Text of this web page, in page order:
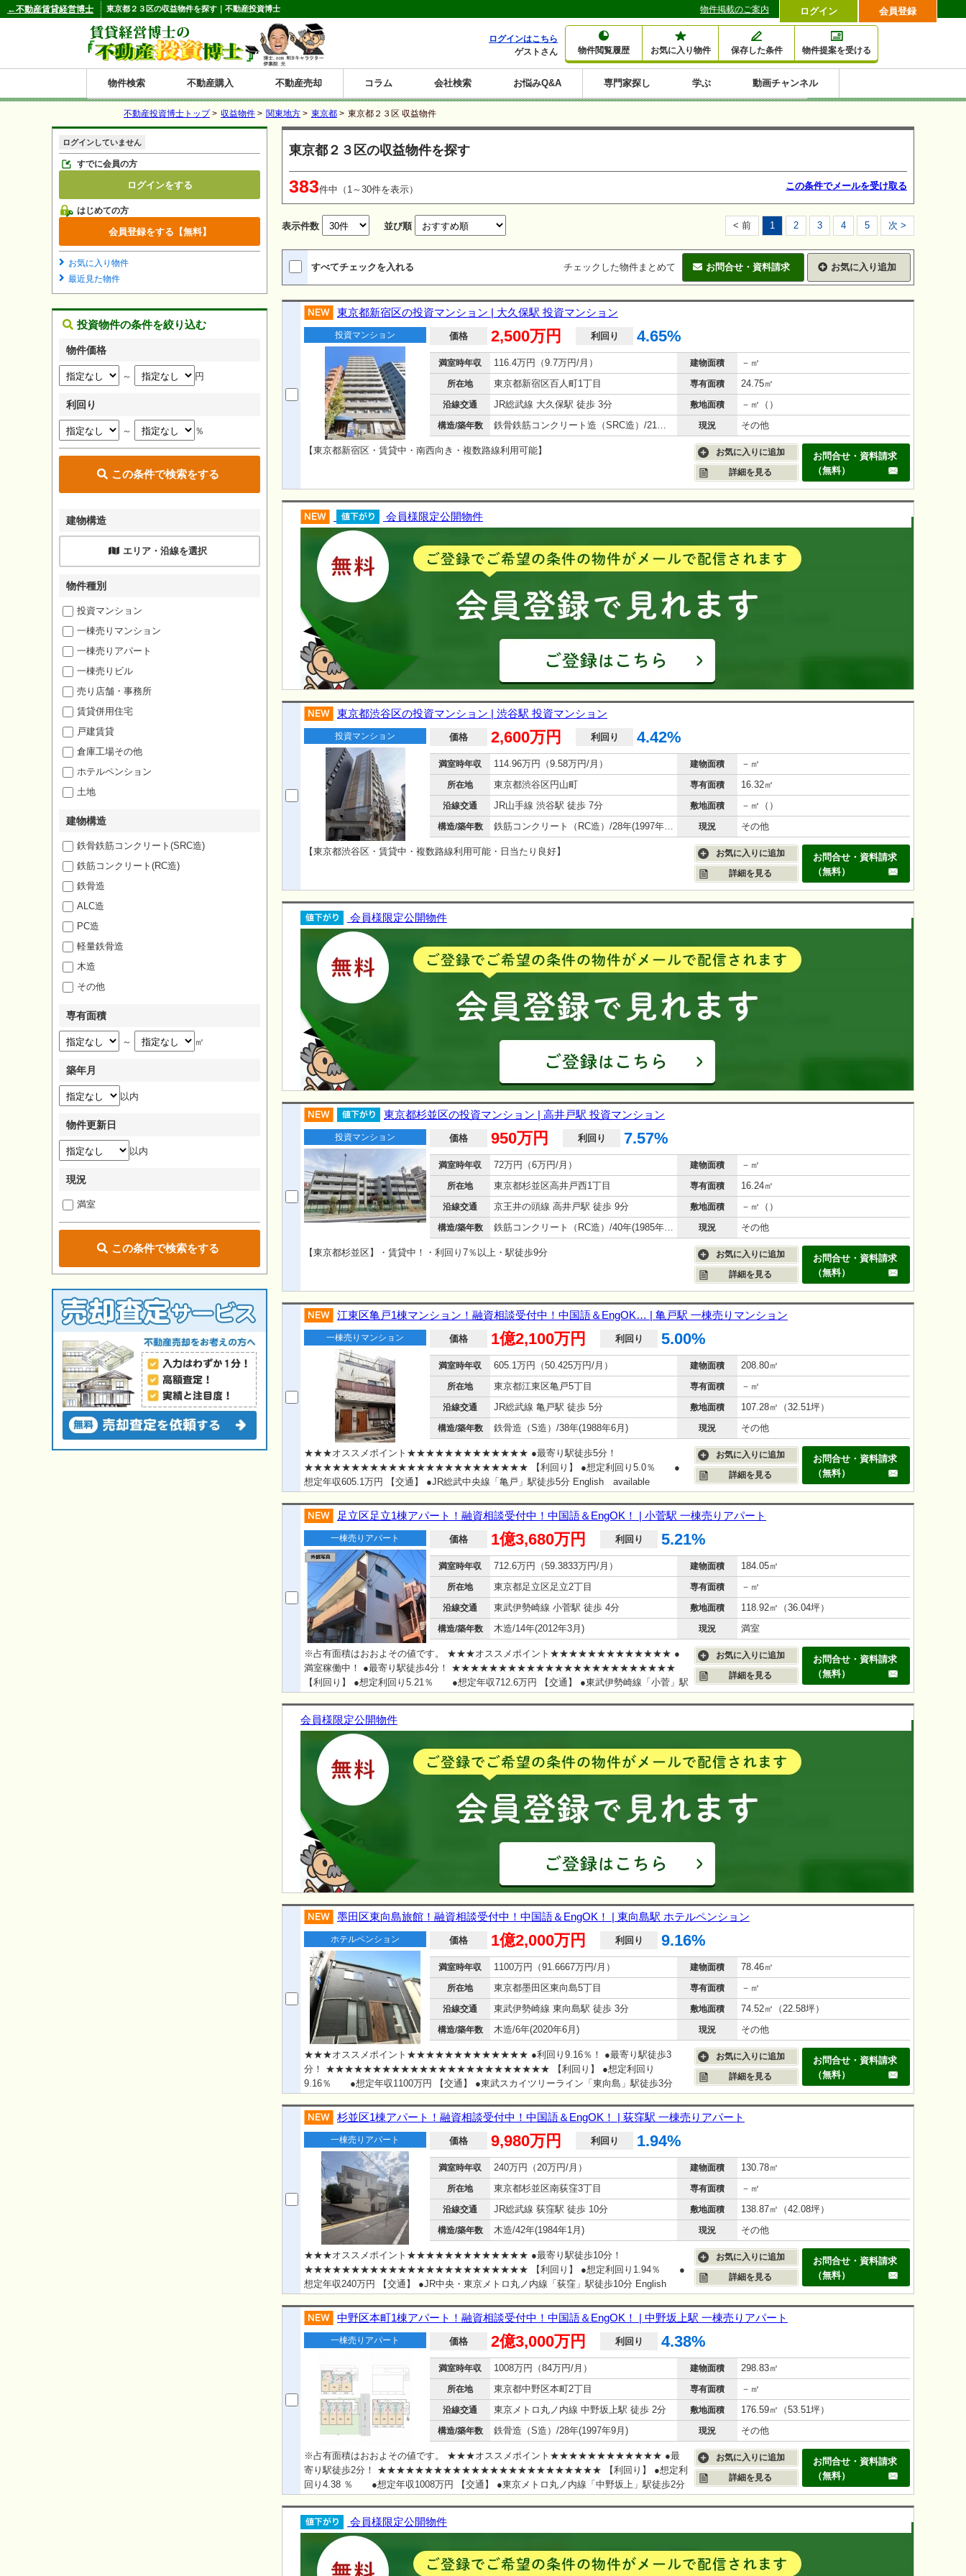
東京都２３区の収益物件を探す｜不動産投資博士
物件閲覧履歴 お気に入り物件 保存した条件 物件提案を受ける
ログインはこちら
ゲストさん
物件検索
北
海
道
東
北
青森
秋田
岩手
宮城
山形
福島
関
東
東京
埼玉
神奈川
千葉
茨城
栃木
群馬
信
州・
北
新潟
富山
石川
福井
長野
山梨
東
海
静岡
愛知
岐阜
三重
関
西
大阪
兵庫
京都
滋賀
奈良
和歌山
中
国・
四
鳥取
岡山
島根
広島
山口
香川
徳島
愛媛
高知
九
州
福岡
佐賀
長崎
熊本
大分
宮崎
鹿児島
沖縄 投資マンション
一棟売りアパート
一棟売りマンション
一棟売りビル
店舗・事務所
賃貸併用住宅
戸建賃貸
土地
新築住宅
工場・倉庫
ホテルペンション
不動産購入 不動産売却 コラム
購入コラム
売却コラム
大家さんコラム
賃貸経営コラム
会社検索 お悩みQ&A 専門家探し 学ぶ 動画チャンネル
ログイン 会員登録
物件掲載のご案内
←不動産賃貸経営博士
不動産投資博士トップ> 収益物件 > 関東地方 > 東京都 > 東京都２３区 収益物件
東京都２３区の収益物件を探す
383件中（1～30件を表示） この条件でメールを受け取る
表示件数 並び順 < 前 1 2 3 4 5 次 >
すべてチェックを入れる チェックした物件まとめて お気に入り追加
お問合せ・資料請求
東京都新宿区の投資マンション | 大久保駅 投資マンション
投資マンション 価格 2,500万円 利回り 4.65%
満室時年収 116.4万円（9.7万円/月） 建物面積 －㎡
所在地 東京都新宿区百人町1丁目 専有面積 24.75㎡
沿線交通 JR総武線 大久保駅 徒歩 3分 敷地面積 －㎡（）
構造/築年数 鉄骨鉄筋コンクリート造（SRC造）/21年(2005年1月) 現況 その他
【東京都新宿区・賃貸中・南西向き・複数路線利用可能】
お気に入りに追加
詳細を見る
お問合せ・資料請求
（無料）
会員様限定公開物件
東京都渋谷区の投資マンション | 渋谷駅 投資マンション
投資マンション 価格 2,600万円 利回り 4.42%
満室時年収 114.96万円（9.58万円/月） 建物面積 －㎡
所在地 東京都渋谷区円山町 専有面積 16.32㎡
沿線交通 JR山手線 渋谷駅 徒歩 7分 敷地面積 －㎡（）
構造/築年数 鉄筋コンクリート（RC造）/28年(1997年10月) 現況 その他
【東京都渋谷区・賃貸中・複数路線利用可能・日当たり良好】
お気に入りに追加
詳細を見る
お問合せ・資料請求
（無料）
会員様限定公開物件
東京都杉並区の投資マンション | 高井戸駅 投資マンション
投資マンション 価格 950万円 利回り 7.57%
満室時年収 72万円（6万円/月） 建物面積 －㎡
所在地 東京都杉並区高井戸西1丁目 専有面積 16.24㎡
沿線交通 京王井の頭線 高井戸駅 徒歩 9分 敷地面積 －㎡（）
構造/築年数 鉄筋コンクリート（RC造）/40年(1985年12月) 現況 その他
【東京都杉並区】・賃貸中！・利回り7％以上・駅徒歩9分
お気に入りに追加
詳細を見る
お問合せ・資料請求
（無料）
江東区亀戸1棟マンション！融資相談受付中！中国語＆EngOK… | 亀戸駅 一棟売りマンション
一棟売りマンション 価格 1億2,100万円 利回り 5.00%
満室時年収 605.1万円（50.425万円/月） 建物面積 208.80㎡
所在地 東京都江東区亀戸5丁目 専有面積 －㎡
沿線交通 JR総武線 亀戸駅 徒歩 5分 敷地面積 107.28㎡（32.51坪）
構造/築年数 鉄骨造（S造）/38年(1988年6月) 現況 その他
★★★オススメポイント★★★★★★★★★★★★★ ●最寄り駅徒歩5分！
★★★★★★★★★★★★★★★★★★★★★★★★ 【利回り】 ●想定利回り5.0％ ●
想定年収605.1万円 【交通】 ●JR総武中央線「亀戸」駅徒歩5分 English available
お気に入りに追加
詳細を見る
お問合せ・資料請求
（無料）
足立区足立1棟アパート！融資相談受付中！中国語＆EngOK！ | 小菅駅 一棟売りアパート
一棟売りアパート 価格 1億3,680万円 利回り 5.21%
満室時年収 712.6万円（59.3833万円/月） 建物面積 184.05㎡
所在地 東京都足立区足立2丁目 専有面積 －㎡
沿線交通 東武伊勢崎線 小菅駅 徒歩 4分 敷地面積 118.92㎡（36.04坪）
構造/築年数 木造/14年(2012年3月) 現況 満室
※占有面積はおおよその値です。 ★★★オススメポイント★★★★★★★★★★★★★ ●
満室稼働中！ ●最寄り駅徒歩4分！ ★★★★★★★★★★★★★★★★★★★★★★★★
【利回り】 ●想定利回り5.21％ ●想定年収712.6万円 【交通】 ●東武伊勢崎線「小菅」駅
お気に入りに追加
詳細を見る
お問合せ・資料請求
（無料）
会員様限定公開物件
墨田区東向島旅館！融資相談受付中！中国語＆EngOK！ | 東向島駅 ホテルペンション
ホテルペンション 価格 1億2,000万円 利回り 9.16%
満室時年収 1100万円（91.6667万円/月） 建物面積 78.46㎡
所在地 東京都墨田区東向島5丁目 専有面積 －㎡
沿線交通 東武伊勢崎線 東向島駅 徒歩 3分 敷地面積 74.52㎡（22.58坪）
構造/築年数 木造/6年(2020年6月) 現況 その他
★★★オススメポイント★★★★★★★★★★★★★ ●利回り9.16％！ ●最寄り駅徒歩3
分！ ★★★★★★★★★★★★★★★★★★★★★★★★ 【利回り】 ●想定利回り
9.16％ ●想定年収1100万円 【交通】 ●東武スカイツリーライン「東向島」駅徒歩3分
お気に入りに追加
詳細を見る
お問合せ・資料請求
（無料）
杉並区1棟アパート！融資相談受付中！中国語＆EngOK！ | 荻窪駅 一棟売りアパート
一棟売りアパート 価格 9,980万円 利回り 1.94%
満室時年収 240万円（20万円/月） 建物面積 130.78㎡
所在地 東京都杉並区南荻窪3丁目 専有面積 －㎡
沿線交通 JR総武線 荻窪駅 徒歩 10分 敷地面積 138.87㎡（42.08坪）
構造/築年数 木造/42年(1984年1月) 現況 その他
★★★オススメポイント★★★★★★★★★★★★★ ●最寄り駅徒歩10分！
★★★★★★★★★★★★★★★★★★★★★★★★ 【利回り】 ●想定利回り1.94％ ●
想定年収240万円 【交通】 ●JR中央・東京メトロ丸ノ内線「荻窪」駅徒歩10分 English
お気に入りに追加
詳細を見る
お問合せ・資料請求
（無料）
中野区本町1棟アパート！融資相談受付中！中国語＆EngOK！ | 中野坂上駅 一棟売りアパート
一棟売りアパート 価格 2億3,000万円 利回り 4.38%
満室時年収 1008万円（84万円/月） 建物面積 298.83㎡
所在地 東京都中野区本町2丁目 専有面積 －㎡
沿線交通 東京メトロ丸ノ内線 中野坂上駅 徒歩 2分 敷地面積 176.59㎡（53.51坪）
構造/築年数 鉄骨造（S造）/28年(1997年9月) 現況 その他
※占有面積はおおよその値です。 ★★★オススメポイント★★★★★★★★★★★★ ●最
寄り駅徒歩2分！ ★★★★★★★★★★★★★★★★★★★★★★★★ 【利回り】 ●想定利
回り4.38 ％ ●想定年収1008万円 【交通】 ●東京メトロ丸ノ内線「中野坂上」駅徒歩2分
お気に入りに追加
詳細を見る
お問合せ・資料請求
（無料）
会員様限定公開物件
ログインしていません
すでに会員の方
ログインをする
はじめての方
会員登録をする【無料】
お気に入り物件
最近見た物件
投資物件の条件を絞り込む
物件価格
～ 円
利回り
～ ％
この条件で検索をする
建物構造
エリア・沿線を選択
物件種別
投資マンション
一棟売りマンション
一棟売りアパート
一棟売りビル
売り店舗・事務所
賃貸併用住宅
戸建賃貸
倉庫工場その他
ホテルペンション
土地
建物構造
鉄骨鉄筋コンクリート(SRC造)
鉄筋コンクリート(RC造)
鉄骨造
ALC造
PC造
軽量鉄骨造
木造
その他
専有面積
～ ㎡
築年月
以内
物件更新日
以内
現況
満室
この条件で検索をする